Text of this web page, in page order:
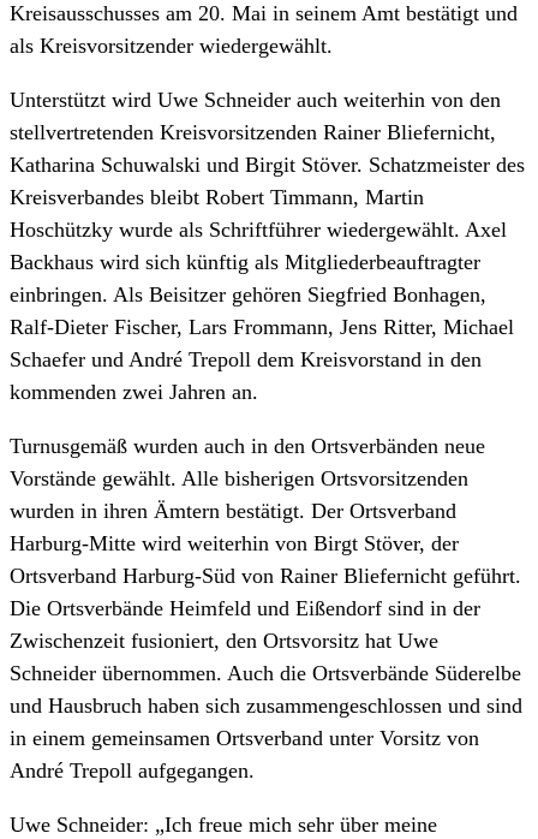
Kreisausschusses am 20. Mai in seinem Amt bestätigt und
als Kreisvorsitzender wiedergewählt.
Unterstützt wird Uwe Schneider auch weiterhin von den
stellvertretenden Kreisvorsitzenden Rainer Bliefernicht,
Katharina Schuwalski und Birgit Stöver. Schatzmeister des
Kreisverbandes bleibt Robert Timmann, Martin
Hoschützky wurde als Schriftführer wiedergewählt. Axel
Backhaus wird sich künftig als Mitgliederbeauftragter
einbringen. Als Beisitzer gehören Siegfried Bonhagen,
Ralf-Dieter Fischer, Lars Frommann, Jens Ritter, Michael
Schaefer und André Trepoll dem Kreisvorstand in den
kommenden zwei Jahren an.
Turnusgemäß wurden auch in den Ortsverbänden neue
Vorstände gewählt. Alle bisherigen Ortsvorsitzenden
wurden in ihren Ämtern bestätigt. Der Ortsverband
Harburg-Mitte wird weiterhin von Birgt Stöver, der
Ortsverband Harburg-Süd von Rainer Bliefernicht geführt.
Die Ortsverbände Heimfeld und Eißendorf sind in der
Zwischenzeit fusioniert, den Ortsvorsitz hat Uwe
Schneider übernommen. Auch die Ortsverbände Süderelbe
und Hausbruch haben sich zusammengeschlossen und sind
in einem gemeinsamen Ortsverband unter Vorsitz von
André Trepoll aufgegangen.
Uwe Schneider: „Ich freue mich sehr über meine